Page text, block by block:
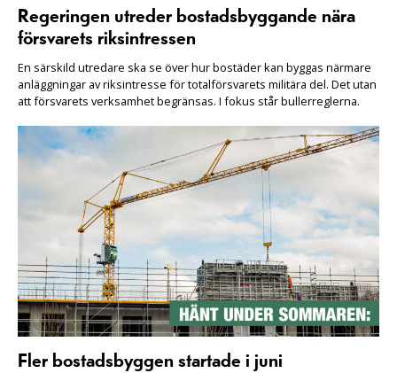
Regeringen utreder bostadsbyggande nära
försvarets riksintressen
En särskild utredare ska se över hur bostäder kan byggas närmare
anläggningar av riksintresse för totalförsvarets militära del. Det utan
att försvarets verksamhet begränsas. I fokus står bullerreglerna.
Fler bostadsbyggen startade i juni